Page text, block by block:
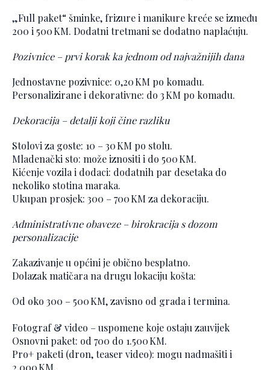
„Full paket“ šminke, frizure i manikure kreće se između
200 i 500 KM. Dodatni tretmani se dodatno naplaćuju.
Pozivnice – prvi korak ka jednom od najvažnijih dana
Jednostavne pozivnice: 0,20 KM po komadu.
Personalizirane i dekorativne: do 3 KM po komadu.
Dekoracija – detalji koji čine razliku
Stolovi za goste: 10 – 30 KM po stolu.
Mladenački sto: može iznositi i do 500 KM.
Kićenje vozila i dodaci: dodatnih par desetaka do
nekoliko stotina maraka.
Ukupan prosjek: 300 – 700 KM za dekoraciju.
Administrativne obaveze – birokracija s dozom
personalizacije
Zakazivanje u općini je obično besplatno.
Dolazak matičara na drugu lokaciju košta:
Od oko 300 – 500 KM, zavisno od grada i termina.
Fotograf & video – uspomene koje ostaju zauvijek
Osnovni paket: od 700 do 1.500 KM.
Pro+ paketi (dron, teaser video): mogu nadmašiti i